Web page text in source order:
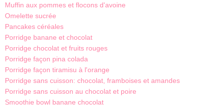
Muffin aux pommes et flocons d'avoine
Omelette sucrée
Pancakes céréales
Porridge banane et chocolat
Porridge chocolat et fruits rouges
Porridge façon pina colada
Porridge façon tiramisu à l'orange
Porridge sans cuisson: chocolat, framboises et amandes
Porridge sans cuisson au chocolat et poire
Smoothie bowl banane chocolat